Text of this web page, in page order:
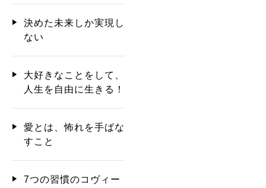
決めた未来しか実現し
ない
大好きなことをして、
人生を自由に生きる！
愛とは、怖れを手ばな
すこと
7つの習慣のコヴィー